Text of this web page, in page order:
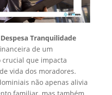
Tranquilidade
de um
que impacta
vida dos moradores.
não apenas alivia